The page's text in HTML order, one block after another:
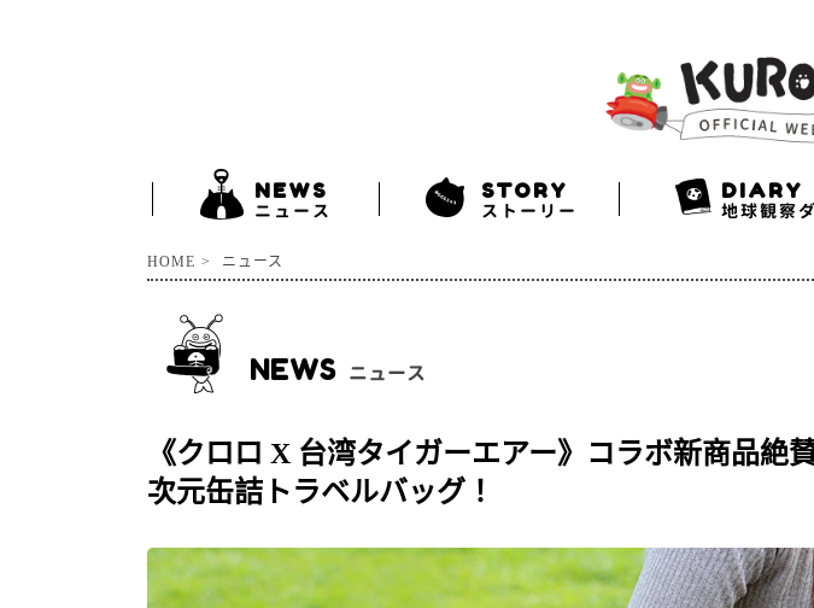
NEWS
ニュース
STORY
ストーリー
DIARY
地球観察
HOME ニュース
NEWS ニュース
《クロロ X 台湾タイガーエアー》コラボ新商品絶
次元缶詰トラベルバッグ！